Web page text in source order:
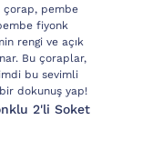
çorap, pembe
fiyonk
rengi ve açık
Bu çoraplar,
bu sevimli
dokunuş yap!
2'li Soket